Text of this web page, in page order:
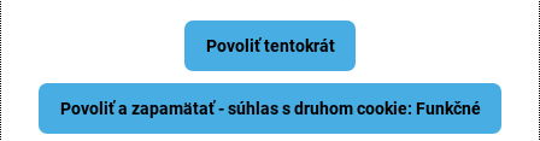
Povoliť tentokrát
Povoliť a zapamätať - súhlas s druhom cookie: Funkčné